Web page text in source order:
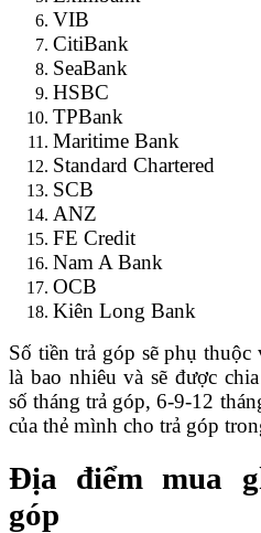
VIB
CitiBank
SeaBank
HSBC
TPBank
Maritime Bank
Standard Chartered
SCB
ANZ
FE Credit
Nam A Bank
OCB
Kiên Long Bank
Số tiền trả góp sẽ phụ thuộc
là bao nhiêu và sẽ được
số tháng trả góp, 6-9-12
của thẻ mình cho trả góp
Địa điểm mua
góp